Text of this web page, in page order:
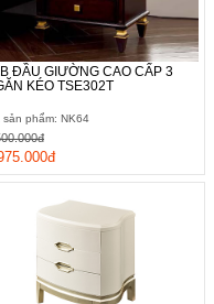
ĐẦU GIƯỜNG CAO CẤP 3
KÉO TSE302T
sản phẩm: NK64